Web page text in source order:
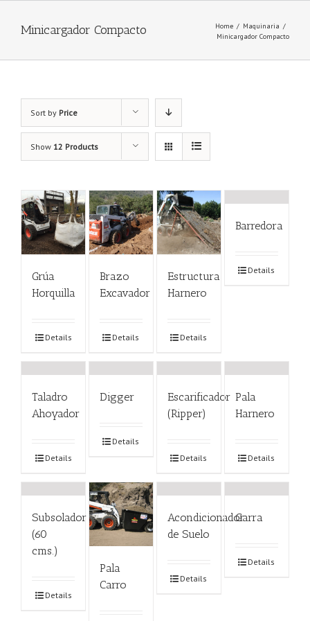
Minicargador Compacto Home / Maquinaria /
Minicargador Compacto
Sort by Price
Show 12 Products
Grúa
Horquilla
Details
Brazo
Excavador
Details
Estructura
Harnero
Details
Barredora
Details
Taladro
Ahoyador
Details
Digger
Details
Escarificador
(Ripper)
Details
Pala
Harnero
Details
Subsolador
(60
cms.)
Details
Pala
Carro
Acondicionador
de Suelo
Details
Garra
Details